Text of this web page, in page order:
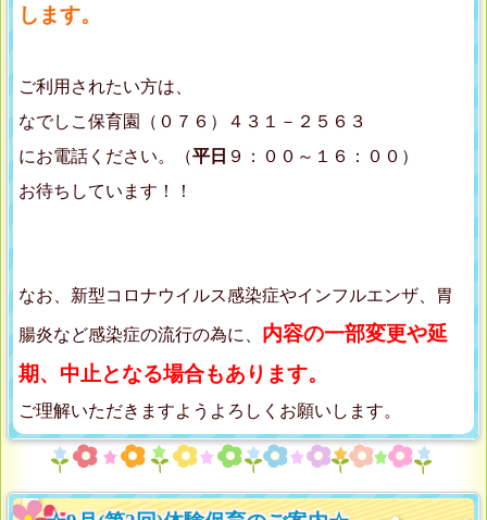
します。
ご利用されたい方は、
なでしこ保育園（０７６）４３１－２５６３
にお電話ください。（平日 ９：００～１６：００）
お待ちしています！！
なお、新型コロナウイルス感染症やインフルエンザ、胃
腸炎など感染症の流行の為に、 内容の一部変更や延
期、中止となる場合もあります。
ご理解いただきますようよろしくお願いします。